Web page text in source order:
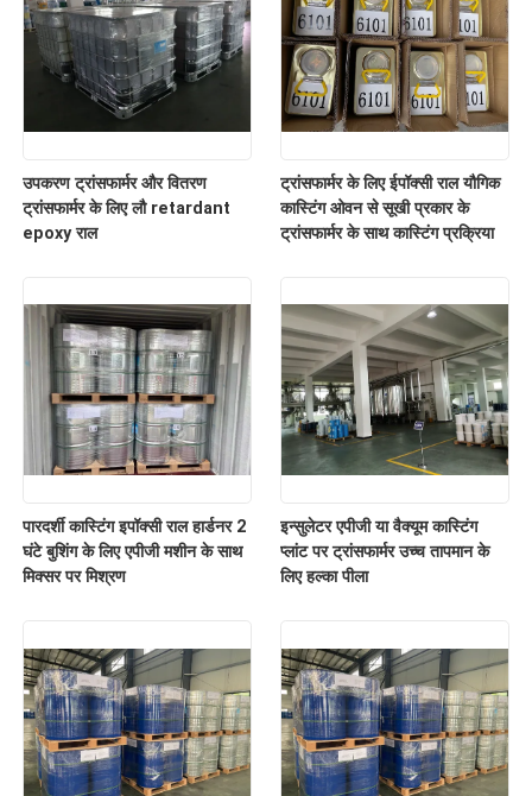
उपकरण ट्रांसफार्मर और वितरण
ट्रांसफार्मर के लिए लौ retardant
epoxy राल
ट्रांसफार्मर के लिए ईपॉक्सी राल यौगिक
कास्टिंग ओवन से सूखी प्रकार के
ट्रांसफार्मर के साथ कास्टिंग प्रक्रिया
पारदर्शी कास्टिंग इपॉक्सी राल हार्डनर 2
घंटे बुशिंग के लिए एपीजी मशीन के साथ
मिक्सर पर मिश्रण
इन्सुलेटर एपीजी या वैक्यूम कास्टिंग
प्लांट पर ट्रांसफार्मर उच्च तापमान के
लिए हल्का पीला